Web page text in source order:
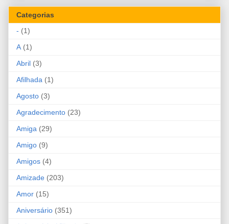
Categorias
- (1)
A (1)
Abril (3)
Afilhada (1)
Agosto (3)
Agradecimento (23)
Amiga (29)
Amigo (9)
Amigos (4)
Amizade (203)
Amor (15)
Aniversário (351)